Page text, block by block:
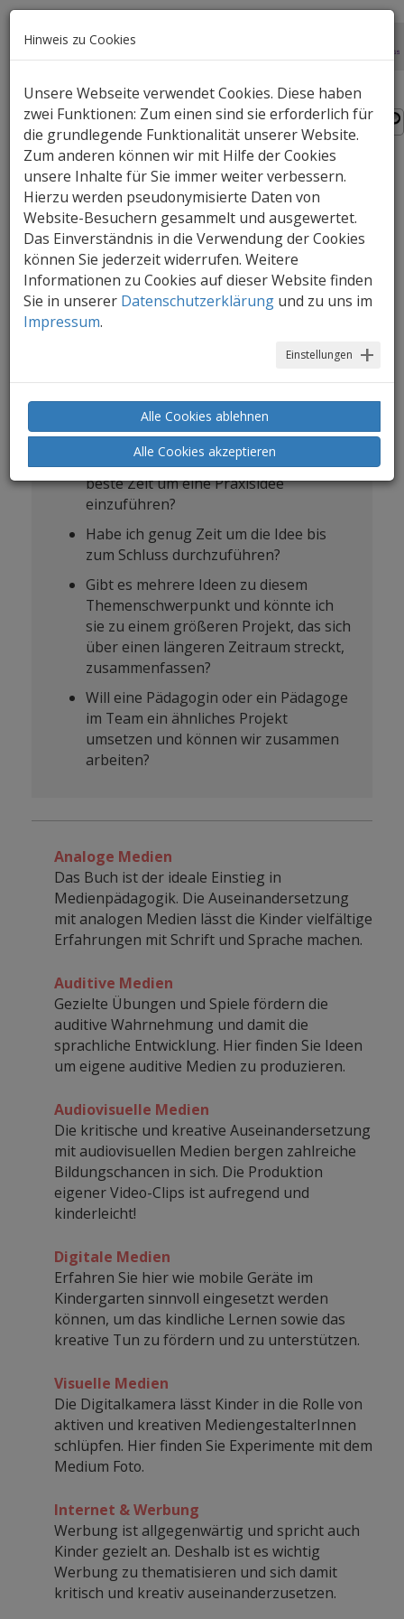
Medienpraxis
Um Praxisideen zu planen und
umzusetzen sollten Pädagoginnen und
Pädagogen vorher die Punkte der
Checkliste durchgehen:
Checkliste
Kann ich benötigte Ressourcen
anschaffen bzw. ausborgen?
Wann ist im Kindergartenalltag die
beste Zeit um eine Praxisidee
einzuführen?
Habe ich genug Zeit um die Idee bis
zum Schluss durchzuführen?
Gibt es mehrere Ideen zu diesem
Themenschwerpunkt und könnte ich
sie zu einem größeren Projekt, das sich
über einen längeren Zeitraum streckt,
zusammenfassen?
Will eine Pädagogin oder ein Pädagoge
im Team ein ähnliches Projekt
umsetzen und können wir zusammen
arbeiten?
Analoge Medien
Das Buch ist der ideale Einstieg in
Medienpädagogik. Die Auseinandersetzung
mit analogen Medien lässt die Kinder vielfältige
Erfahrungen mit Schrift und Sprache machen.
Auditive Medien
Gezielte Übungen und Spiele fördern die
auditive Wahrnehmung und damit die
sprachliche Entwicklung. Hier finden Sie Ideen
um eigene auditive Medien zu produzieren.
Audiovisuelle Medien
Die kritische und kreative Auseinandersetzung
mit audiovisuellen Medien bergen zahlreiche
Bildungschancen in sich. Die Produktion
eigener Video-Clips ist aufregend und
kinderleicht!
Digitale Medien
Erfahren Sie hier wie mobile Geräte im
Kindergarten sinnvoll eingesetzt werden
können, um das kindliche Lernen sowie das
kreative Tun zu fördern und zu unterstützen.
Visuelle Medien
Die Digitalkamera lässt Kinder in die Rolle von
aktiven und kreativen MediengestalterInnen
schlüpfen. Hier finden Sie Experimente mit dem
Medium Foto.
Internet & Werbung
Werbung ist allgegenwärtig und spricht auch
Kinder gezielt an. Deshalb ist es wichtig
Werbung zu thematisieren und sich damit
kritisch und kreativ auseinanderzusetzen.
Hinweis zu Cookies
Unsere Webseite verwendet Cookies. Diese haben
zwei Funktionen: Zum einen sind sie erforderlich für
die grundlegende Funktionalität unserer Website.
Zum anderen können wir mit Hilfe der Cookies
unsere Inhalte für Sie immer weiter verbessern.
Hierzu werden pseudonymisierte Daten von
Website-Besuchern gesammelt und ausgewertet.
Das Einverständnis in die Verwendung der Cookies
können Sie jederzeit widerrufen. Weitere
Informationen zu Cookies auf dieser Website finden
Sie in unserer Datenschutzerklärung und zu uns im
Impressum.
Einstellungen
Alle Cookies ablehnen
Alle Cookies akzeptieren